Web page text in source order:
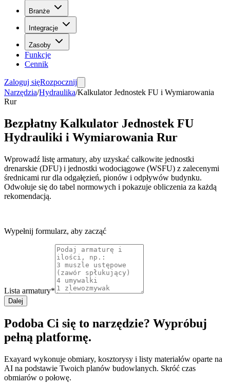
Branże
Integracje
Zasoby
Funkcje
Cennik
Zaloguj sięRozpocznij
Narzędzia/Hydraulika/Kalkulator Jednostek FU i Wymiarowania
Rur
Bezpłatny Kalkulator Jednostek FU
Hydrauliki i Wymiarowania Rur
Wprowadź listę armatury, aby uzyskać całkowite jednostki
drenarskie (DFU) i jednostki wodociągowe (WSFU) z zalecenymi
średnicami rur dla odgałęzień, pionów i odpływów budynku.
Odwołuje się do tabel normowych i pokazuje obliczenia za każdą
rekomendacją.
Wypełnij formularz, aby zacząć
Lista armatury*
Dalej
Podoba Ci się to narzędzie? Wypróbuj
pełną platformę.
Exayard wykonuje obmiary, kosztorysy i listy materiałów oparte na
AI na podstawie Twoich planów budowlanych. Skróć czas
obmiarów o połowę.